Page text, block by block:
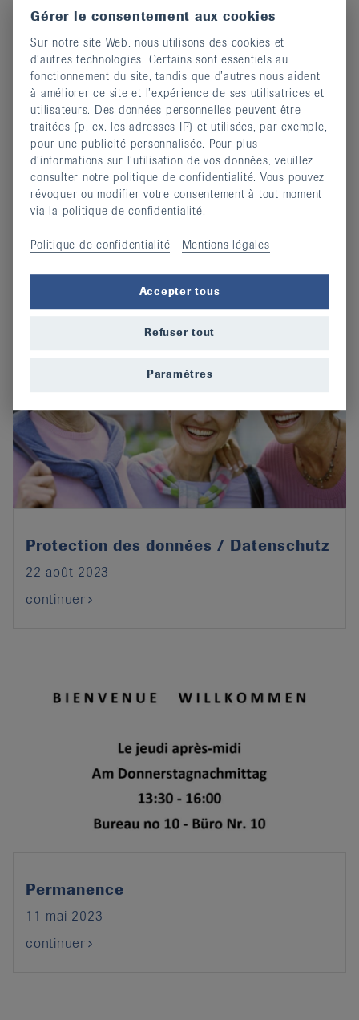
Devenir membre
continuer
Protection des données / Datenschutz
22 août 2023
continuer
Permanence
11 mai 2023
continuer
Gérer le consentement aux cookies
Sur notre site Web, nous utilisons des cookies et
d’autres technologies. Certains sont essentiels au
fonctionnement du site, tandis que d’autres nous aident
à améliorer ce site et l’expérience de ses utilisatrices et
utilisateurs. Des données personnelles peuvent être
traitées (p. ex. les adresses IP) et utilisées, par exemple,
pour une publicité personnalisée. Pour plus
d’informations sur l’utilisation de vos données, veuillez
consulter notre politique de confidentialité. Vous pouvez
révoquer ou modifier votre consentement à tout moment
via la politique de confidentialité.
Politique de confidentialité Mentions légales
Accepter tous
Refuser tout
Paramètres